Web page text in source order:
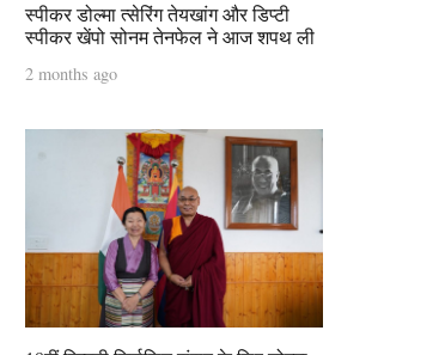
स्पीकर डोल्मा त्सेरिंग तेयखांग और डिप्टी
स्पीकर खेंपो सोनम तेनफेल ने आज शपथ ली
2 months ago